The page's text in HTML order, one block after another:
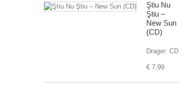
Ştiu Nu
Ştiu ‎–
New Sun
(CD)
Drager: CD
€ 7,99